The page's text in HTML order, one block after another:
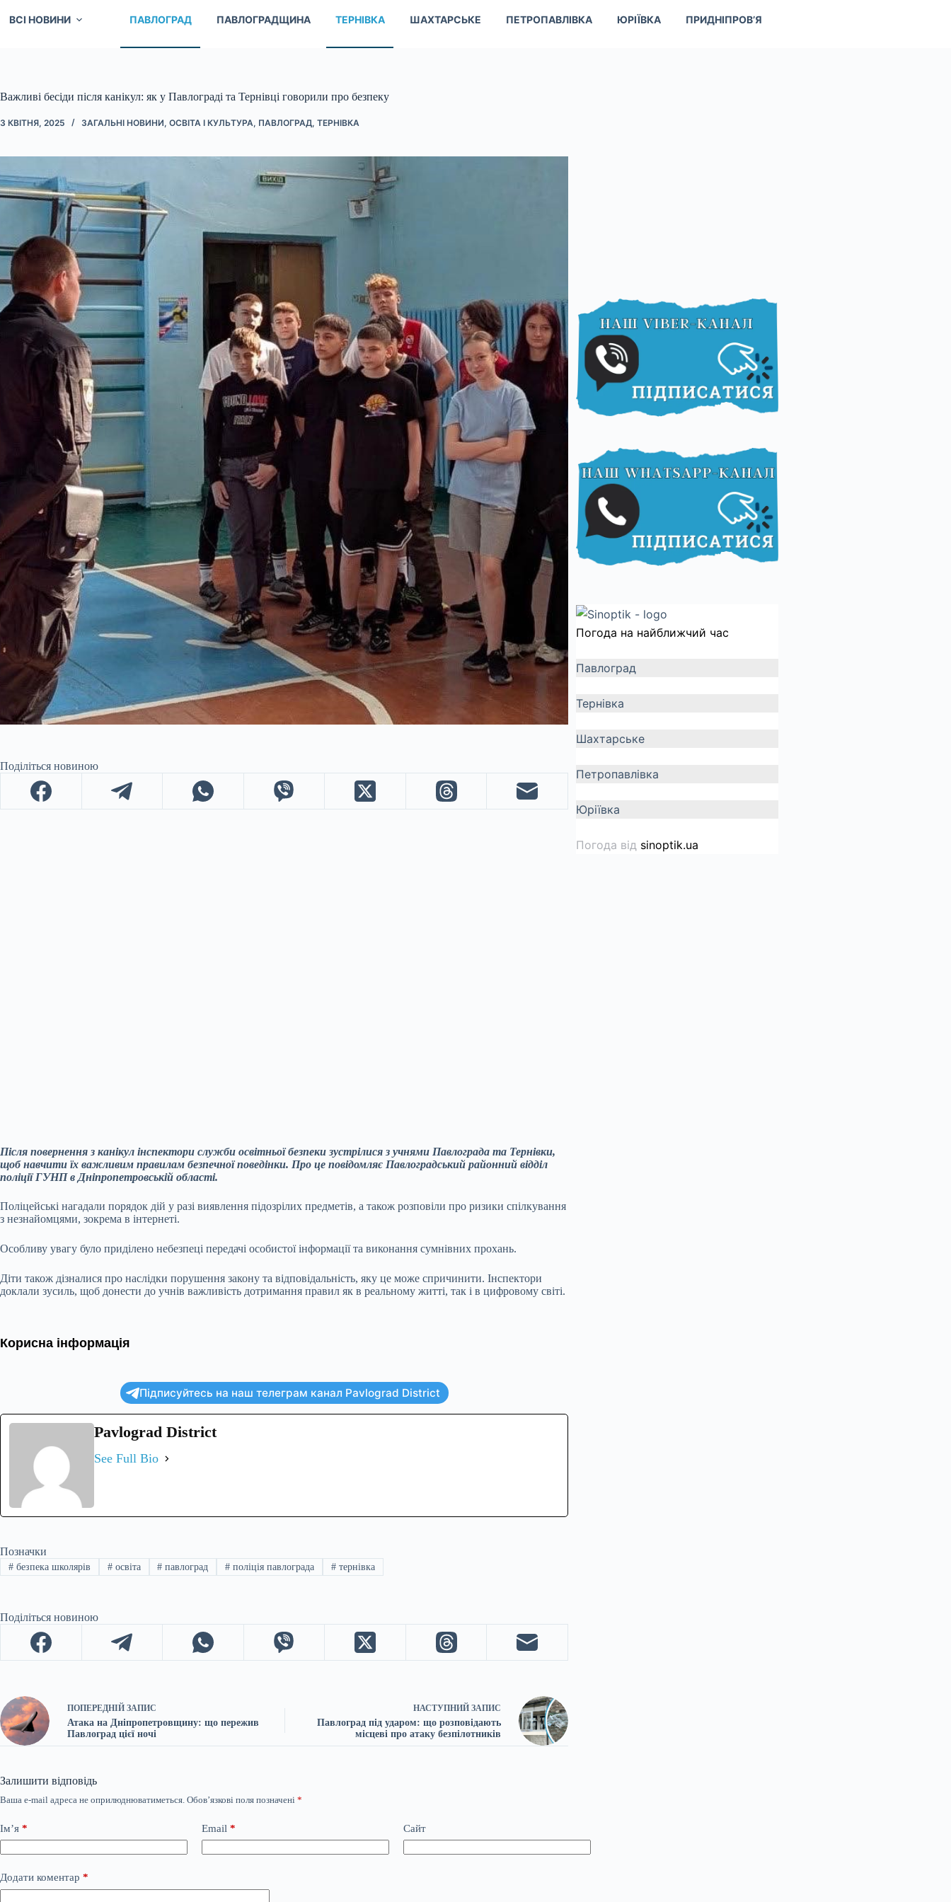
ВСІ НОВИНИ ПАВЛОГРАД ПАВЛОГРАДЩИНА ТЕРНІВКА ШАХТАРСЬКЕ ПЕТРОПАВЛІВКА ЮРІЇВКА ПРИДНІПРОВ’Я
Важливі бесіди після канікул: як у Павлограді та Тернівці говорили про безпеку
3 КВІТНЯ, 2025 ЗАГАЛЬНІ НОВИНИ, ОСВІТА І КУЛЬТУРА, ПАВЛОГРАД, ТЕРНІВКА
Поділіться новиною
Після повернення з канікул інспектори служби освітньої безпеки зустрілися з учнями Павлограда та Тернівки,
щоб навчити їх важливим правилам безпечної поведінки. Про це повідомляє Павлоградський районний відділ
поліції ГУНП в Дніпропетровській області.
Поліцейські нагадали порядок дій у разі виявлення підозрілих предметів, а також розповіли про ризики спілкування
з незнайомцями, зокрема в інтернеті.
Особливу увагу було приділено небезпеці передачі особистої інформації та виконання сумнівних прохань.
Діти також дізналися про наслідки порушення закону та відповідальність, яку це може спричинити. Інспектори
доклали зусиль, щоб донести до учнів важливість дотримання правил як в реальному житті, так і в цифровому світі.
Корисна інформація
Підписуйтесь на наш телеграм канал Pavlograd District
Pavlograd District
See Full Bio
Позначки
#безпека школярів #освіта # павлоград # поліція павлограда # тернівка
Поділіться новиною
ПОПЕРЕДНІЙ ЗАПИС
Атака на Дніпропетровщину: що пережив
Павлоград цієї ночі
НАСТУПНИЙ ЗАПИС
Павлоград під ударом: що розповідають
місцеві про атаку безпілотників
Залишити відповідь
Ваша e-mail адреса не оприлюднюватиметься. Обов’язкові поля позначені *
Ім’я * Email * Сайт
Додати коментар *
Погода на найближчий час
Павлоград
Тернівка
Шахтарське
Петропавлівка
Юріївка
Погода від sinoptik.ua